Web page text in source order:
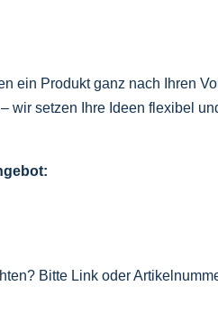
ein Produkt ganz nach Ihren
wir setzen Ihre Ideen flexibel
Bitte Link oder